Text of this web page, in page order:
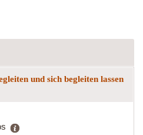
und sich begleiten lassen